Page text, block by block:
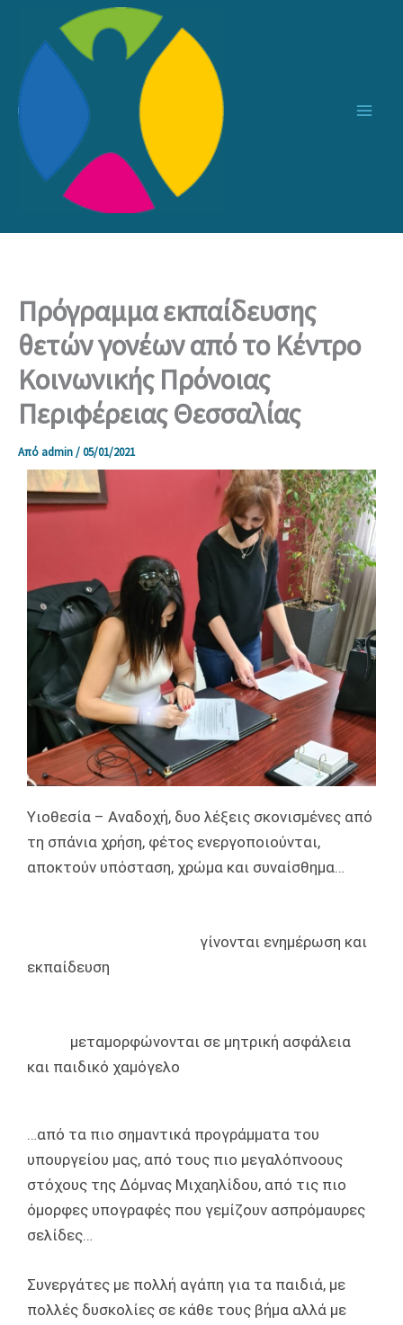
περιεχόμενο
Πρόγραμμα εκπαίδευσης
θετών γονέων από το Κέντρο
Κοινωνικής Πρόνοιας
Περιφέρειας Θεσσαλίας
Από admin/05/01/2021
Υιοθεσία – Αναδοχή, δυο λέξεις σκονισμένες από
τη σπάνια χρήση, φέτος ενεργοποιούνται,
αποκτούν υπόσταση, χρώμα και συναίσθημα…
γίνονται ενημέρωση και
εκπαίδευση
μεταμορφώνονται σε μητρική ασφάλεια
και παιδικό χαμόγελο
…από τα πιο σημαντικά προγράμματα του
υπουργείου μας, από τους πιο μεγαλόπνοους
στόχους της Δόμνας Μιχαηλίδου, από τις πιο
όμορφες υπογραφές που γεμίζουν ασπρόμαυρες
σελίδες…
Συνεργάτες με πολλή αγάπη για τα παιδιά, με
πολλές δυσκολίες σε κάθε τους βήμα αλλά με